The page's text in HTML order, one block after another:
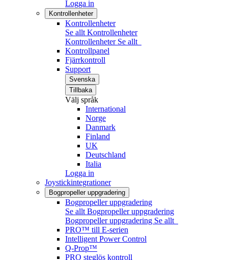
Logga in
Kontrollenheter
Kontrollenheter
Se allt Kontrollenheter
Kontrollenheter Se allt
Kontrollpanel
Fjärrkontroll
Support
Svenska
Tillbaka
Välj språk
International
Norge
Danmark
Finland
UK
Deutschland
Italia
Logga in
Joystickintegrationer
Bogpropeller uppgradering
Bogpropeller uppgradering
Se allt Bogpropeller uppgradering
Bogpropeller uppgradering Se allt
PRO™ till E-serien
Intelligent Power Control
Q-Prop™
PRO steglös kontroll